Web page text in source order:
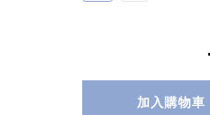
加入購物車